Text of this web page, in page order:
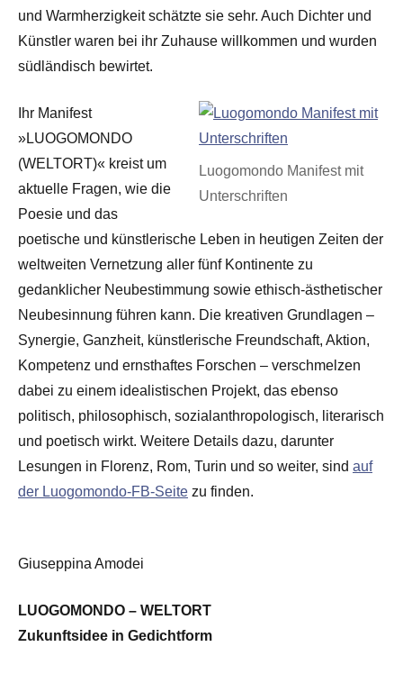
und Warmherzigkeit schätzte sie sehr. Auch Dichter und
Künstler waren bei ihr Zuhause willkommen und wurden
südländisch bewirtet.
Luogomondo Manifest mit
Unterschriften
Ihr Manifest
»LUOGOMONDO
(WELTORT)« kreist um
aktuelle Fragen, wie die
Poesie und das
poetische und künstlerische Leben in heutigen Zeiten der
weltweiten Vernetzung aller fünf Kontinente zu
gedanklicher Neubestimmung sowie ethisch-ästhetischer
Neubesinnung führen kann. Die kreativen Grundlagen –
Synergie, Ganzheit, künstlerische Freundschaft, Aktion,
Kompetenz und ernsthaftes Forschen – verschmelzen
dabei zu einem idealistischen Projekt, das ebenso
politisch, philosophisch, sozialanthropologisch, literarisch
und poetisch wirkt. Weitere Details dazu, darunter
Lesungen in Florenz, Rom, Turin und so weiter, sind auf
der Luogomondo-FB-Seite zu finden.
Giuseppina Amodei
LUOGOMONDO – WELTORT
Zukunftsidee in Gedichtform